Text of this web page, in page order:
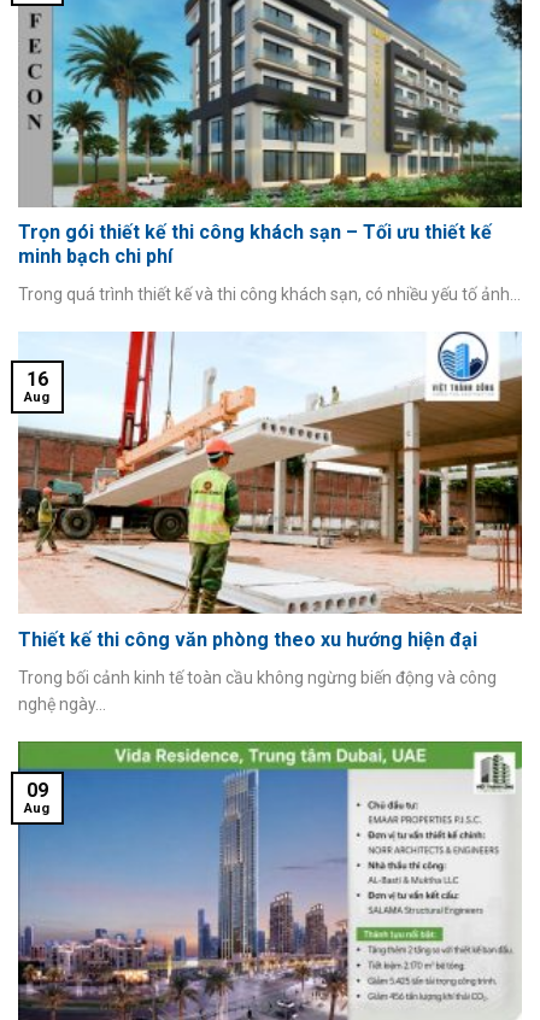
Trọn gói thiết kế thi công khách sạn – Tối ưu thiết kế
minh bạch chi phí
Trong quá trình thiết kế và thi công khách sạn, có nhiều yếu tố ảnh...
Thiết kế thi công văn phòng theo xu hướng hiện đại
Trong bối cảnh kinh tế toàn cầu không ngừng biến động và công
nghệ ngày...
16
Aug
09
Aug